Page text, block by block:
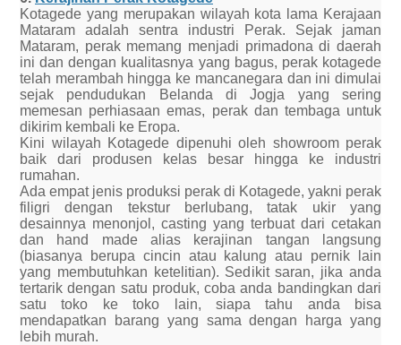
Kotagede yang merupakan wilayah kota lama Kerajaan
Mataram adalah sentra industri Perak. Sejak jaman
Mataram, perak memang menjadi primadona di daerah
ini dan dengan kualitasnya yang bagus, perak kotagede
telah merambah hingga ke mancanegara dan ini dimulai
sejak pendudukan Belanda di Jogja yang sering
memesan perhiasaan emas, perak dan tembaga untuk
dikirim kembali ke Eropa.
Kini wilayah Kotagede dipenuhi oleh showroom perak
baik dari produsen kelas besar hingga ke industri
rumahan.
Ada empat jenis produksi perak di Kotagede, yakni perak
filigri dengan tekstur berlubang, tatak ukir yang
desainnya menonjol, casting yang terbuat dari cetakan
dan hand made alias kerajinan tangan langsung
(biasanya berupa cincin atau kalung atau pernik lain
yang membutuhkan ketelitian). Sedikit saran, jika anda
tertarik dengan satu produk, coba anda bandingkan dari
satu toko ke toko lain, siapa tahu anda bisa
mendapatkan barang yang sama dengan harga yang
lebih murah.